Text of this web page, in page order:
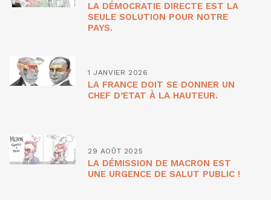
LA DÉMOCRATIE DIRECTE EST LA
SEULE SOLUTION POUR NOTRE
PAYS.
1 JANVIER 2026
LA FRANCE DOIT SE DONNER UN
CHEF D’ETAT À LA HAUTEUR.
29 AOÛT 2025
LA DÉMISSION DE MACRON EST
UNE URGENCE DE SALUT PUBLIC !